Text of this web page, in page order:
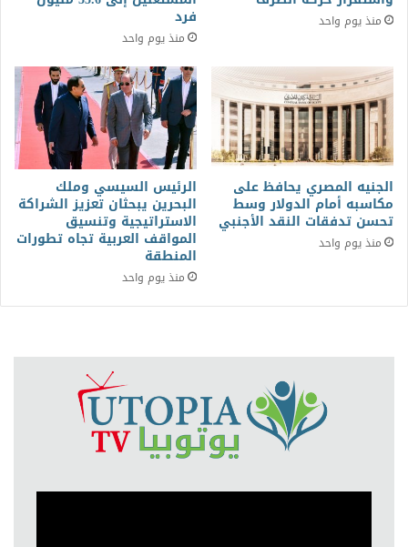
منذ يوم واحد فرد
منذ يوم واحد
الجنيه المصري يحافظ على
مكاسبه أمام الدولار وسط
تحسن تدفقات النقد الأجنبي
منذ يوم واحد
الرئيس السيسي وملك
البحرين يبحثان تعزيز الشراكة
الاستراتيجية وتنسيق
المواقف العربية تجاه تطورات
المنطقة
منذ يوم واحد